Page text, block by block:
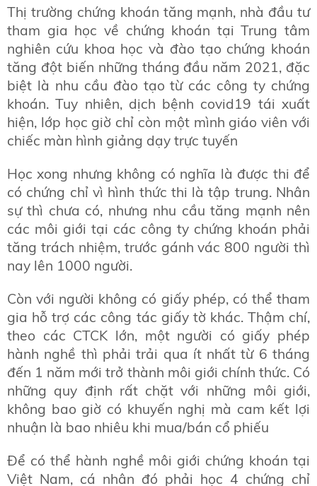
Thị trường chứng khoán tăng mạnh, nhà đầu tư
tham gia học về chứng khoán tại Trung tâm
nghiên cứu khoa học và đào tạo chứng khoán
tăng đột biến những tháng đầu năm 2021, đặc
biệt là nhu cầu đào tạo từ các công ty chứng
khoán. Tuy nhiên, dịch bệnh covid19 tái xuất
hiện, lớp học giờ chỉ còn một mình giáo viên với
chiếc màn hình giảng dạy trực tuyến
Học xong nhưng không có nghĩa là được thi để
có chứng chỉ vì hình thức thi là tập trung. Nhân
sự thì chưa có, nhưng nhu cầu tăng mạnh nên
các môi giới tại các công ty chứng khoán phải
tăng trách nhiệm, trước gánh vác 800 người thì
nay lên 1000 người.
Còn với người không có giấy phép, có thể tham
gia hỗ trợ các công tác giấy tờ khác. Thậm chí,
theo các CTCK lớn, một người có giấy phép
hành nghề thì phải trải qua ít nhất từ 6 tháng
đến 1 năm mới trở thành môi giới chính thức. Có
những quy định rất chặt với những môi giới,
không bao giờ có khuyến nghị mà cam kết lợi
nhuận là bao nhiêu khi mua/bán cổ phiếu
Để có thể hành nghề môi giới chứng khoán tại
Việt Nam, cá nhân đó phải học 4 chứng chỉ